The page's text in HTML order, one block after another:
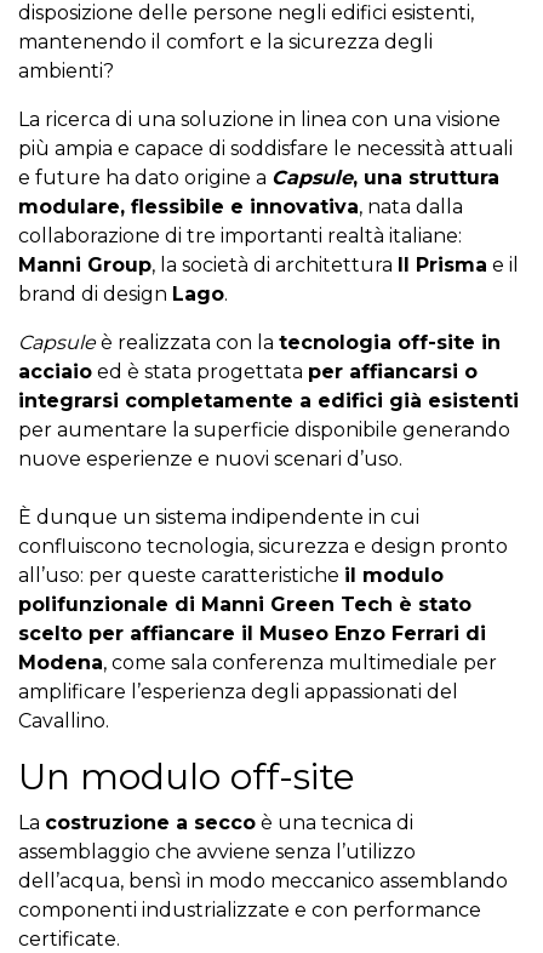
disposizione delle persone negli edifici esistenti,
mantenendo il comfort e la sicurezza degli
ambienti?
La ricerca di una soluzione in linea con una visione
più ampia e capace di soddisfare le necessità attuali
e future ha dato origine a Capsule, una struttura
modulare, flessibile e innovativa, nata dalla
collaborazione di tre importanti realtà italiane:
Manni Group, la società di architettura Il Prisma e il
brand di design Lago.
Capsuleè realizzata con la tecnologia off-site in
acciaio ed è stata progettata per affiancarsi o
integrarsi completamente a edifici già esistenti
per aumentare la superficie disponibile generando
nuove esperienze e nuovi scenari d’uso.
È dunque un sistema indipendente in cui
confluiscono tecnologia, sicurezza e design pronto
all’uso: per queste caratteristiche il modulo
polifunzionale di Manni Green Tech è stato
scelto per affiancare il Museo Enzo Ferrari di
Modena, come sala conferenza multimediale per
amplificare l’esperienza degli appassionati del
Cavallino.
Un modulo off-site
La costruzione a secco è una tecnica di
assemblaggio che avviene senza l’utilizzo
dell’acqua, bensì in modo meccanico assemblando
componenti industrializzate e con performance
certificate.